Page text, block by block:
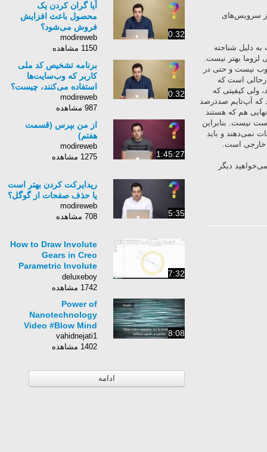
سرویس‌های
دلیل شناحته
لزوما بهتر نیست.
نیست و حتی در
است که
ولی کیفیتی که
که آپ‌تایم صددرصد
هم که هستند
نیست. بنابراین
نمی‌دهند و باید
خارجی است.
دیگر
0:32
آیا گران کردن یک
محصول باعث افزایش
فروش می‌شود؟
modireweb
1150 مشاهده
0:32
برنامه‌ تشخیص کد ملی
کاربر که وب‌سایت‌ها
استفاده می‌کنند، چیست؟
modireweb
987 مشاهده
1:45:27
از من بپرس (قسمت
هفتم)
modireweb
1275 مشاهده
5:35
ریدایرکت کردن بهتر است
یا حذف صفحات از گوگل؟
modireweb
708 مشاهده
7:32
How to Draw Involute
Gears in Creo
Parametric Involute
Gear Tutorial - Part 1
deluxeboy
1742 مشاهده
8:08
Power of
Nanotechnology
Video #Blow Mind
vahidnejati1
1402 مشاهده
ادامه